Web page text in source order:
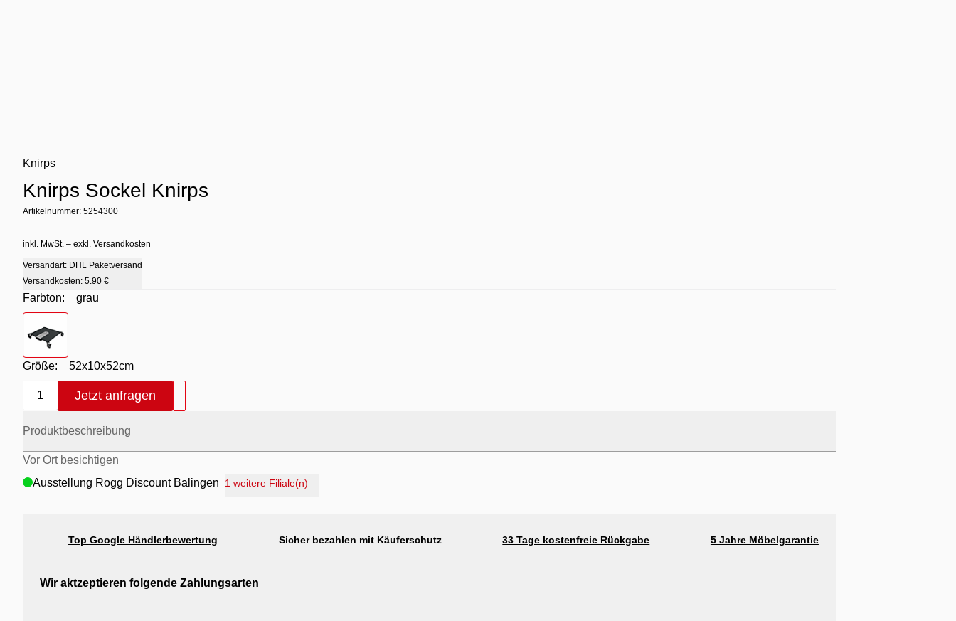
Knirps
Knirps Sockel Knirps
Artikelnummer: 5254300
inkl. MwSt. – exkl. Versandkosten
Versandart: DHL Paketversand
Versandkosten: 5.90 €
Farbton:
grau
Größe: 52x10x52cm
1 Jetzt anfragen
Produktbeschreibung
Vor Ort besichtigen
Ausstellung Rogg Discount Balingen
Ausstellung Rogg & Roll Reutlingen
Ausstellung Möbel Rogg Reutlingen
1 weitere Filiale(n)
Top Google Händlerbewertung Sicher bezahlen mit Käuferschutz 33 Tage kostenfreie Rückgabe 5 Jahre Möbelgarantie
Wir aktzeptieren folgende Zahlungsarten